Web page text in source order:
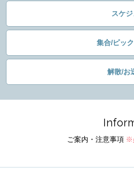
スケ
集合/ピッ
解散/お
ご案内・注意事項 ※